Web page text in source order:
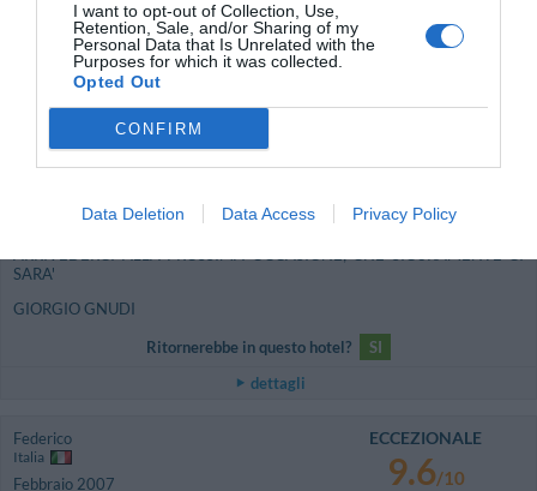
I want to opt-out of Collection, Use,
Retention, Sale, and/or Sharing of my
Personal Data that Is Unrelated with the
Purposes for which it was collected.
Opted Out
CONFIRM
Data Deletion Data Access Privacy Policy
dettagli
Viaggiatore con amici/colleghi
9.1/10
DOPO AVER VISTO CAMERE E STRUTTURA, SAPENDO QUALE ERA IL
SARA'
GIORGIO GNUDI
Ritornerebbe in questo hotel?
SI
dettagli
Federico
Italia
Febbraio 2007
ECCEZIONALE
9.6/10